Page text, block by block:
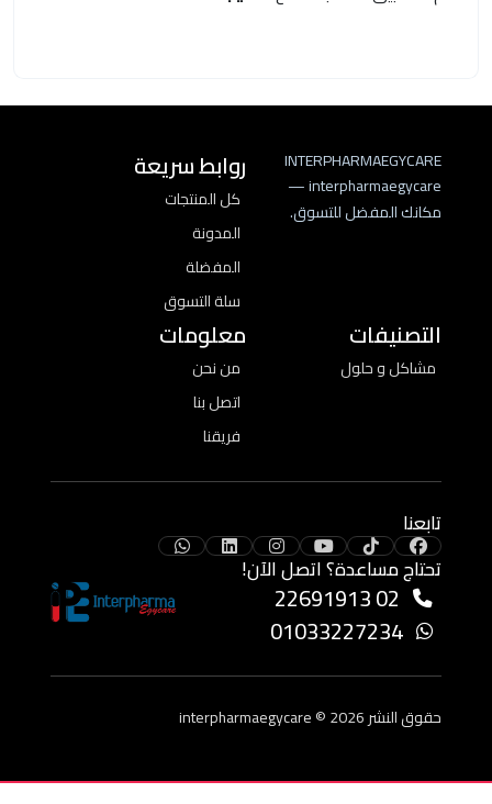
INTERPHARMAEGYCARE
interpharmaegycare —
مكانك المفضل للتسوق.
روابط سريعة
كل المنتجات
المدونة
المفضلة
سلة التسوق
التصنيفات
مشاكل و حلول
معلومات
من نحن
اتصل بنا
فريقنا
تابعنا
تحتاج مساعدة؟ اتصل الآن!
حقوق النشر 2026 © interpharmaegycare